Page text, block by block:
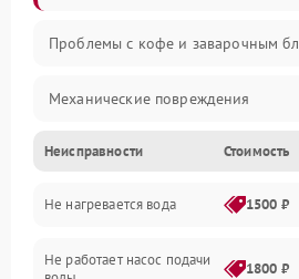
Проблемы с кофе и заварочным
Механические повреждения
Прочие неисправности
Включение и работа
Проблемы с водой
Неисправности Стоимость
Не нагревается вода 1500 ₽
Не работает насос подачи
1800 ₽